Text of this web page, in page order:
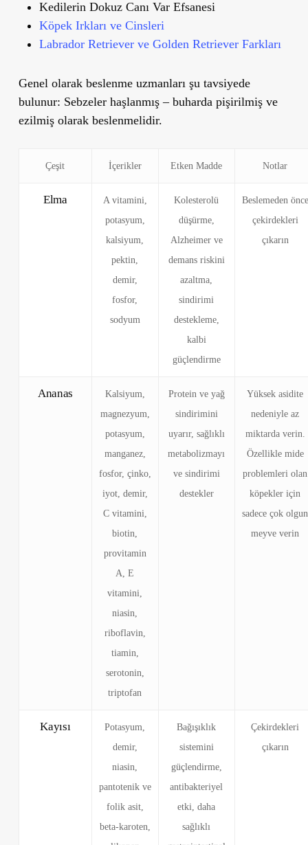
Kedilerin Dokuz Canı Var Efsanesi
Köpek Irkları ve Cinsleri
Labrador Retriever ve Golden Retriever Farkları
Genel olarak beslenme uzmanları şu tavsiyede
bulunur: Sebzeler haşlanmış – buharda pişirilmiş ve
ezilmiş olarak beslenmelidir.
Çeşit İçerikler Etken Madde Notlar
Elma
A vitamini,
potasyum,
kalsiyum,
pektin,
demir,
fosfor,
sodyum
Kolesterolü
düşürme,
Alzheimer ve
demans riskini
azaltma,
sindirimi
destekleme,
kalbi
güçlendirme
Beslemeden önce
çekirdekleri
çıkarın
Ananas
Kalsiyum,
magnezyum,
potasyum,
manganez,
fosfor, çinko,
iyot, demir,
C vitamini,
biotin,
provitamin
A, E
vitamini,
niasin,
riboflavin,
tiamin,
serotonin,
triptofan
Protein ve yağ
sindirimini
uyarır, sağlıklı
metabolizmayı
ve sindirimi
destekler
Yüksek asidite
nedeniyle az
miktarda verin.
Özellikle mide
problemleri olan
köpekler için
sadece çok olgun
meyve verin
Kayısı
Potasyum,
demir,
niasin,
pantotenik ve
folik asit,
beta-karoten,
Bağışıklık
sistemini
güçlendirme,
antibakteriyel
etki, daha
sağlıklı
Çekirdekleri
çıkarın